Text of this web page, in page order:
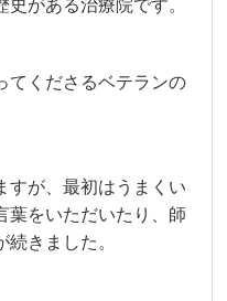
がある治療院です。
てくださるベテランの
すが、最初はうまくい
葉をいただいたり、師
きました。